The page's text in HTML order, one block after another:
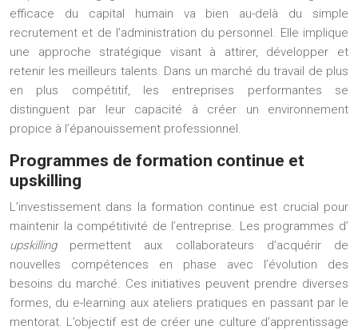
efficace du capital humain va bien au-delà du simple
recrutement et de l’administration du personnel. Elle implique
une approche stratégique visant à attirer, développer et
retenir les meilleurs talents. Dans un marché du travail de plus
en plus compétitif, les entreprises performantes se
distinguent par leur capacité à créer un environnement
propice à l’épanouissement professionnel.
Programmes de formation continue et
upskilling
L’investissement dans la formation continue est crucial pour
maintenir la compétitivité de l’entreprise. Les programmes d’
upskilling permettent aux collaborateurs d’acquérir de
nouvelles compétences en phase avec l’évolution des
besoins du marché. Ces initiatives peuvent prendre diverses
formes, du e-learning aux ateliers pratiques en passant par le
mentorat. L’objectif est de créer une culture d’apprentissage